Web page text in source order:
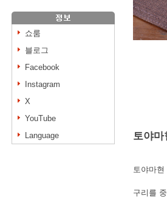
쇼룸
블로그
Facebook
Instagram
X
YouTube
Language
토야
토야마
구리를